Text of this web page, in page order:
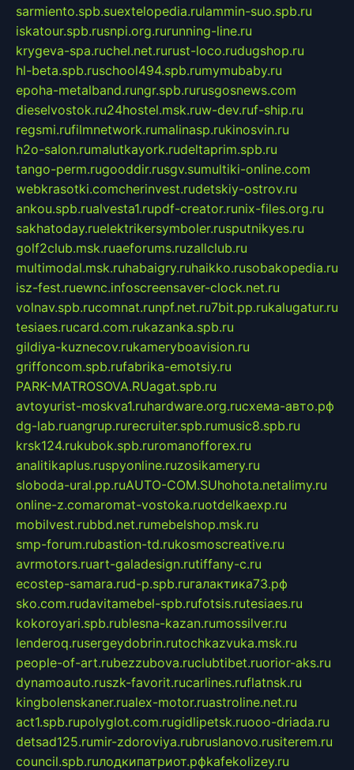
sarmiento.spb.suextelopedia.rulammin-suo.spb.ru
iskatour.spb.rusnpi.org.rurunning-line.ru
krygeva-spa.ruchel.net.rurust-loco.rudugshop.ru
hl-beta.spb.ruschool494.spb.rumymubaby.ru
epoha-metalband.rungr.spb.rurusgosnews.com
dieselvostok.ru24hostel.msk.ruw-dev.ruf-ship.ru
regsmi.rufilmnetwork.rumalinasp.rukinosvin.ru
h2o-salon.rumalutkayork.rudeltaprim.spb.ru
tango-perm.rugooddir.rusgv.sumultiki-online.com
webkrasotki.comcherinvest.rudetskiy-ostrov.ru
ankou.spb.rualvesta1.rupdf-creator.runix-files.org.ru
sakhatoday.ruelektrikersymboler.rusputnikyes.ru
golf2club.msk.ruaeforums.ruzallclub.ru
multimodal.msk.ruhabaigry.ruhaikko.rusobakopedia.ru
isz-fest.ruewnc.infoscreensaver-clock.net.ru
volnav.spb.rucomnat.runpf.net.ru7bit.pp.rukalugatur.ru
tesiaes.rucard.com.rukazanka.spb.ru
gildiya-kuznecov.rukameryboavision.ru
griffoncom.spb.rufabrika-emotsiy.ru
PARK-MATROSOVA.RUagat.spb.ru
avtoyurist-moskva1.ruhardware.org.ruсхема-авто.рф
dg-lab.ruangrup.rurecruiter.spb.rumusic8.spb.ru
krsk124.rukubok.spb.ruromanofforex.ru
analitikaplus.ruspyonline.ruzosikamery.ru
sloboda-ural.pp.ruAUTO-COM.SUhohota.netalimy.ru
online-z.comaromat-vostoka.ruotdelkaexp.ru
mobilvest.rubbd.net.rumebelshop.msk.ru
smp-forum.rubastion-td.rukosmoscreative.ru
avrmotors.ruart-galadesign.rutiffany-c.ru
ecostep-samara.rud-p.spb.ruгалактика73.рф
sko.com.rudavitamebel-spb.rufotsis.rutesiaes.ru
kokoroyari.spb.rublesna-kazan.rumossilver.ru
lenderoq.rusergeydobrin.rutochkazvuka.msk.ru
people-of-art.rubezzubova.ruclubtibet.ruorior-aks.ru
dynamoauto.ruszk-favorit.rucarlines.ruflatnsk.ru
kingbolenskaner.rualex-motor.ruastroline.net.ru
act1.spb.rupolyglot.com.rugidlipetsk.ruooo-driada.ru
detsad125.rumir-zdoroviya.rubruslanovo.rusiterem.ru
council.spb.ruлодкипатриот.рфkafekolizey.ru